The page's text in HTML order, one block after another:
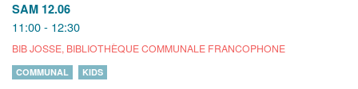
SAM 12.06
11:00 - 12:30
BIB JOSSE, BIBLIOTHÈQUE COMMUNALE FRANCOPHONE
COMMUNAL KIDS